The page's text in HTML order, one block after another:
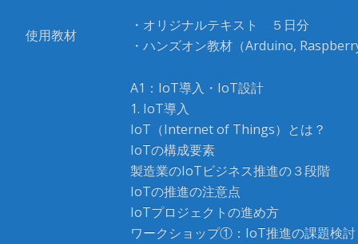
使用教材
・オリジナルテキスト ５日分
・ハンズオン教材（Arduino,
A1：IoT導入・IoT設計
1. IoT導入
IoT（Internet of Things）とは？
IoTの構成要素
製造業のIoTビジネス推進の３段階
IoTの推進の注意点
IoTプロジェクトの進め方
ワークショップ①：IoT推進の課題検討